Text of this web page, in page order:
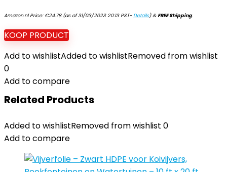
Amazon.nl Price: €24.78(as of 31/03/2023 20:13 PST-Details)&FREE Shipping.
KOOP PRODUCT
Add to wishlistAdded to wishlistRemoved from wishlist
0
Add to compare
Related Products
Added to wishlistRemoved from wishlist 0
Add to compare